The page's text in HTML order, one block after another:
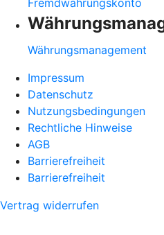
Fremdwährungskonto
Währungsmanagement
Impressum
Datenschutz
Nutzungsbedingungen
Rechtliche Hinweise
AGB
Barrierefreiheit
Barrierefreiheit
Vertrag widerrufen